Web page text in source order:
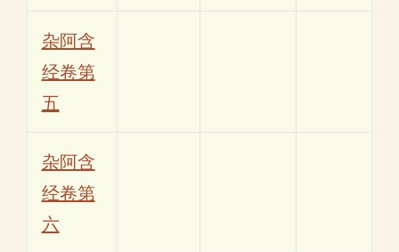
杂阿含
经卷第
五
杂阿含
经卷第
六